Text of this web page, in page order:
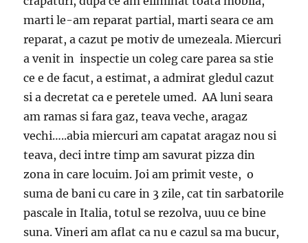
marti le-am reparat partial, marti seara ce am
reparat, a cazut pe motiv de umezeala. Miercuri
a venit in inspectie un coleg care parea sa stie
ce e de facut, a estimat, a admirat gledul cazut
si a decretat ca e peretele umed. AA luni seara
am ramas si fara gaz, teava veche, aragaz
vechi…..abia miercuri am capatat aragaz nou si
teava, deci intre timp am savurat pizza din
zona in care locuim. Joi am primit veste, o
suma de bani cu care in 3 zile, cat tin sarbatorile
pascale in Italia, totul se rezolva, uuu ce bine
suna. Vineri am aflat ca nu e cazul sa ma bucur,